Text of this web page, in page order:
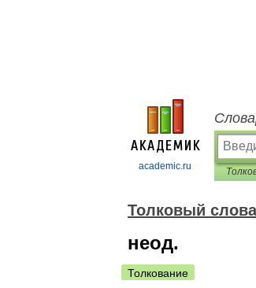
academic.ru
Толковый
неод.
Толкование